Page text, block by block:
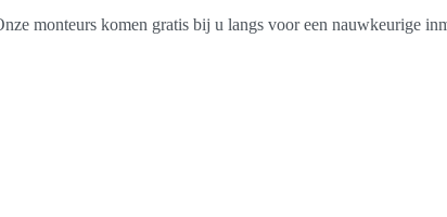
monteurs komen gratis bij u langs voor een nauwkeurige